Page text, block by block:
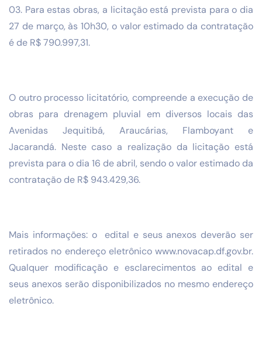
03. Para estas obras, a licitação está prevista para o dia
27 de março, às 10h30, o valor estimado da contratação
é de R$ 790.997,31.
O outro processo licitatório, compreende a execução de
obras para drenagem pluvial em diversos locais das
Avenidas Jequitibá, Araucárias, Flamboyant e
Jacarandá. Neste caso a realização da licitação está
prevista para o dia 16 de abril, sendo o valor estimado da
contratação de R$ 943.429,36.
Mais informações: o edital e seus anexos deverão ser
retirados no endereço eletrônico www.novacap.df.gov.br.
Qualquer modificação e esclarecimentos ao edital e
seus anexos serão disponibilizados no mesmo endereço
eletrônico.